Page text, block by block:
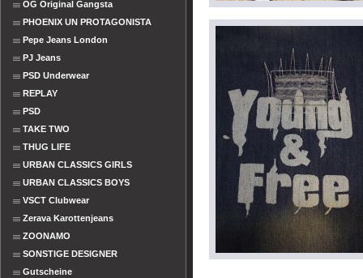
OG Original Gangsta
PHOENIX UN PROTAGONISTA
Pepe Jeans London
PJ Jeans
PSD Underwear
REPLAY
PSD
TAKE TWO
THUG LIFE
URBAN CLASSICS GIRLS
URBAN CLASSICS BOYS
VSCT Clubwear
Zerava Karottenjeans
ZOONAMO
SONSTIGE DESIGNER
Gutscheine